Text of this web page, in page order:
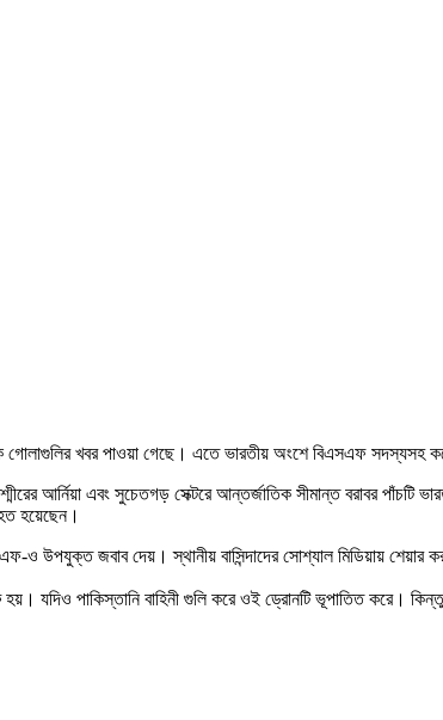
গোলাগুলির খবর পাওয়া গেছে। এতে ভারতীয় অংশে বিএসএফ
আর্নিয়া এবং সুচেতগড় সেক্টরে আন্তর্জাতিক সীমান্ত বরাবর পাঁচটি
হয়েছেন।
উপযুক্ত জবাব দেয়। স্থানীয় বাসিন্দাদের সোশ্যাল মিডিয়ায় শেয়ার
যদিও পাকিস্তানি বাহিনী গুলি করে ওই ড্রোনটি ভূপাতিত করে।